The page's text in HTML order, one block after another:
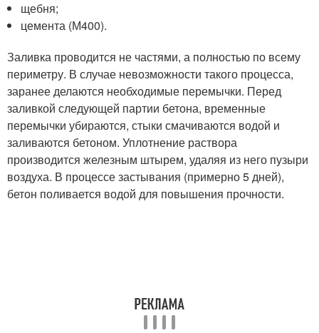
щебня;
цемента (М400).
Заливка проводится не частями, а полностью по всему
периметру. В случае невозможности такого процесса,
заранее делаются необходимые перемычки. Перед
заливкой следующей партии бетона, временные
перемычки убираются, стыки смачиваются водой и
заливаются бетоном. Уплотнение раствора
производится железным штырем, удаляя из него пузыри
воздуха. В процессе застывания (примерно 5 дней),
бетон поливается водой для повышения прочности.